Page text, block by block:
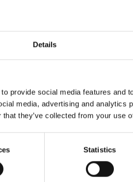
Details
provide social media features and
media, advertising and analytics
they’ve collected from your use
Statistics
è un materiale noto per la
atmosferici. Le porte ad arco in
tempo, richiedendo poca
le intemperie.
a mantenere un ambiente
sia la perdita di calore che
: l’alluminio è riciclabile al 100%, il che
lunga durata e la bassa
ambientale complessivo.